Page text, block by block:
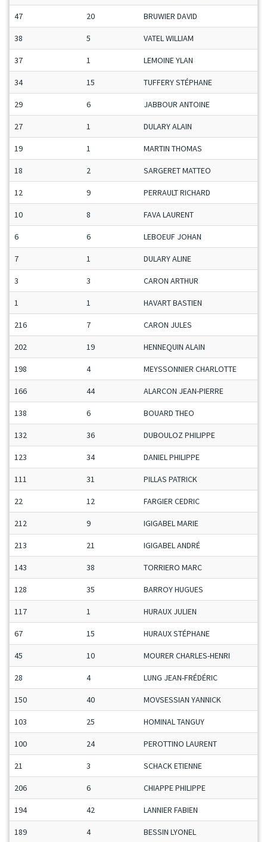
47 20 BRUWIER DAVID
38 5 VATEL WILLIAM
37 1 LEMOINE YLAN
34 15 TUFFERY STÉPHANE
29 6 JABBOUR ANTOINE
27 1 DULARY ALAIN
19 1 MARTIN THOMAS
18 2 SARGERET MATTEO
12 9 PERRAULT RICHARD
10 8 FAVA LAURENT
6 6 LEBOEUF JOHAN
7 1 DULARY ALINE
3 3 CARON ARTHUR
1 1 HAVART BASTIEN
216 7 CARON JULES
202 19 HENNEQUIN ALAIN
198 4 MEYSSONNIER CHARLOTTE
166 44 ALARCON JEAN-PIERRE
138 6 BOUARD THEO
132 36 DUBOULOZ PHILIPPE
123 34 DANIEL PHILIPPE
111 31 PILLAS PATRICK
22 12 FARGIER CEDRIC
212 9 IGIGABEL MARIE
213 21 IGIGABEL ANDRÉ
143 38 TORRIERO MARC
128 35 BARROY HUGUES
117 1 HURAUX JULIEN
67 15 HURAUX STÉPHANE
45 10 MOURER CHARLES-HENRI
28 4 LUNG JEAN-FRÉDÉRIC
150 40 MOVSESSIAN YANNICK
103 25 HOMINAL TANGUY
100 24 PEROTTINO LAURENT
21 3 SCHACK ETIENNE
206 6 CHIAPPE PHILIPPE
194 42 LANNIER FABIEN
189 4 BESSIN LYONEL